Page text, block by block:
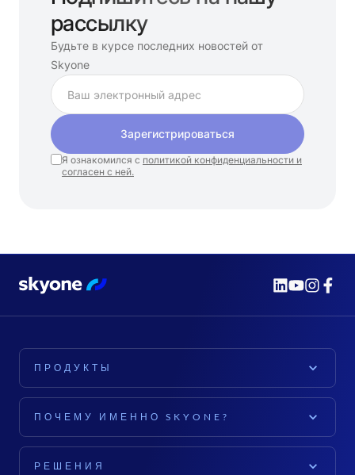
рассылку
Будьте в курсе последних новостей от
Skyone
Зарегистрироваться
Я ознакомился с политикой конфиденциальности и
согласен с ней.
ПРОДУКТЫ
ПОЧЕМУ ИМЕННО SKYONE?
РЕШЕНИЯ